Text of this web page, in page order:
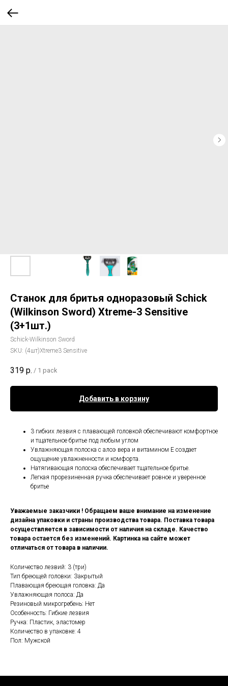
Станок для бритья одноразовый Schick
(Wilkinson Sword) Xtreme-3 Sensitive
(3+1шт.)
Schick-Wilkinson Sword
SKU: (4шт)Xtreme3 Sensitive
319 р. / 1 pack
Добавить в корзину
3 гибких лезвия с плавающей головкой обеспечивают комфортное
и тщательное бритье под любым углом
Увлажняющая полоска с алоэ вера и витамином Е создает
ощущение увлажненности и комфорта.
Натягивающая полоска обеспечивает тщательное бритье.
Легкая прорезиненная ручка обеспечивает ровное и уверенное
бритье
Уважаемые заказчики ! Обращаем ваше внимание на изменение
дизайна упаковки и страны производства товара. Поставка товара
осуществляется в зависимости от наличия на складе. Качество
товара остается без изменений. Картинка на сайте может
отличаться от товара в наличии.
Количество лезвий: 3 (три)
Тип бреющей головки: Закрытый
Плавающая бреющая головка: Да
Увлажняющая полоса: Да
Резиновый микрогребень: Нет
Особенность: Гибкие лезвия
Ручка: Пластик, эластомер
Количество в упаковке: 4
Пол: Мужской